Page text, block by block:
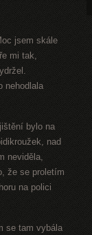
jsem skále
mi tak,
nehodlala
bylo na
nad
neviděla,
že se proletím
na polici
se tam vybála